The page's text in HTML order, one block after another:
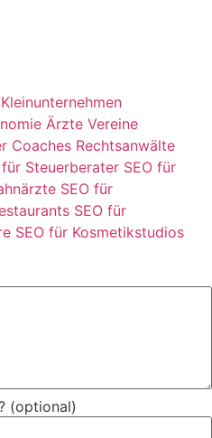
Kleinunternehmen
Ärzte Vereine
Coaches Rechtsanwälte
für Steuerberater SEO für
SEO für
SEO für
SEO für Kosmetikstudios
(optional)